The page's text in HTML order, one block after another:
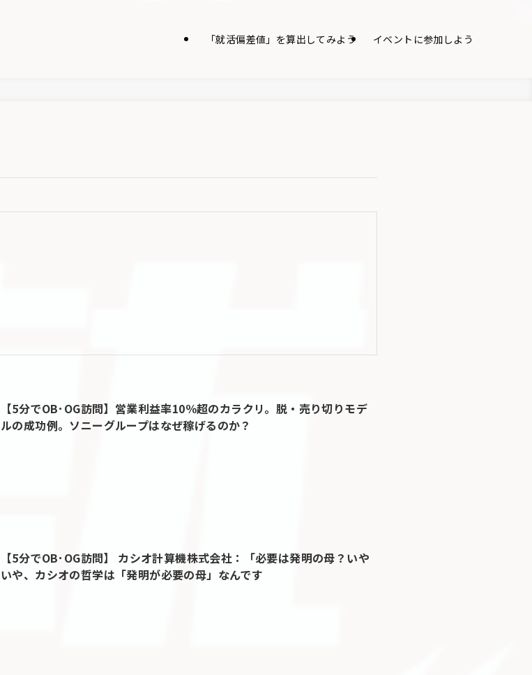
「就活偏差値」を算出してみよう イベントに参加しよう
【5分でOB･OG訪問】営業利益率10％超のカラクリ。脱・売り切りモデ
ルの成功例。ソニーグループはなぜ稼げるのか？
【5分でOB･OG訪問】 カシオ計算機株式会社：「必要は発明の母？いや
いや、カシオの哲学は「発明が必要の母」なんです